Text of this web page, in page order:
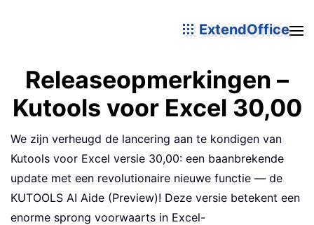
ExtendOffice
Releaseopmerkingen –
Kutools voor Excel 30,00
We zijn verheugd de lancering aan te kondigen van
Kutools voor Excel versie 30,00: een baanbrekende
update met een revolutionaire nieuwe functie — de
KUTOOLS AI Aide (Preview)! Deze versie betekent een
enorme sprong voorwaarts in Excel-